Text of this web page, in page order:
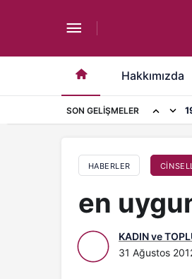
Hakkımızda
SON GELIŞMELER
HABERLER
en
KADIN ve
31 Ağustos
en uygun seks günü?